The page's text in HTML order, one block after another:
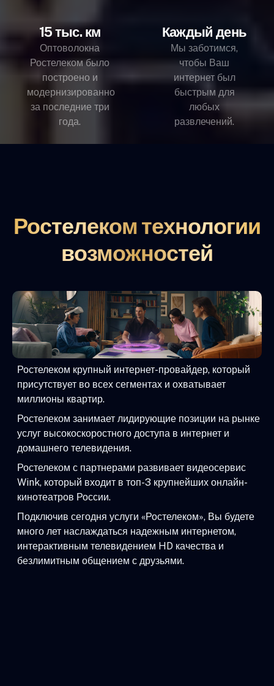
15 тыс. км
Оптоволокна
Ростелеком было
построено и
модернизированно
за последние три
года.
Каждый день
Мы заботимся,
чтобы Ваш
интернет был
быстрым для
любых
развлечений.
Ростелеком технологии
возможностей
Ростелеком крупный интернет-провайдер, который
присутствует во всех сегментах и охватывает
миллионы квартир.
Ростелеком занимает лидирующие позиции на рынке
услуг высокоскоростного доступа в интернет и
домашнего телевидения.
Ростелеком с партнерами развивает видеосервис
Wink, который входит в топ-3 крупнейших онлайн-
кинотеатров России.
Подключив сегодня услуги «Ростелеком», Вы будете
много лет наслаждаться надежным интернетом,
интерактивным телевидением HD качества и
безлимитным общением с друзьями.